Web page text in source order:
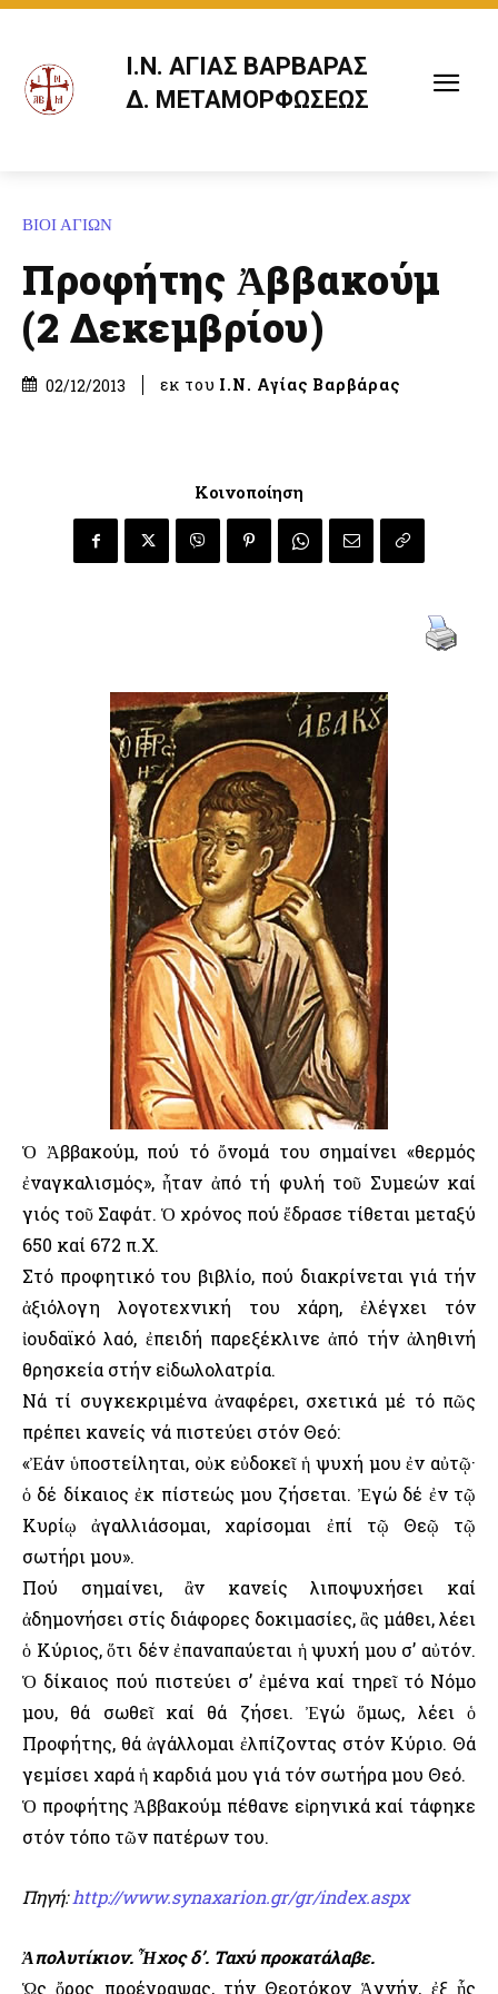
Ι.Ν. ΑΓΙΑΣ ΒΑΡΒΑΡΑΣ
Δ. ΜΕΤΑΜΟΡΦΩΣΕΩΣ
ΒΙΟΙ ΑΓΙΩΝ
Προφήτης Ἀββακούμ
(2 Δεκεμβρίου)
02/12/2013 εκ του Ι.Ν. Αγίας Βαρβάρας
Κοινοποίηση
Ὁ Ἀββακούμ, πού τό ὄνομά του σημαίνει «θερμός
ἐναγκαλισμός», ἦταν ἀπό τή φυλή τοῦ Συμεών καί
γιός τοῦ Σαφάτ. Ὁ χρόνος πού ἔδρασε τίθεται μεταξύ
650 καί 672 π.Χ.
Στό προφητικό του βιβλίο, πού διακρίνεται γιά τήν
ἀξιόλογη λογοτεχνική του χάρη, ἐλέγχει τόν
ἰουδαϊκό λαό, ἐπειδή παρεξέκλινε ἀπό τήν ἀληθινή
θρησκεία στήν εἰδωλολατρία.
Νά τί συγκεκριμένα ἀναφέρει, σχετικά μέ τό πῶς
πρέπει κανείς νά πιστεύει στόν Θεό:
«Ἐάν ὑποστείληται, οὐκ εὐδοκεῖ ἡ ψυχή μου ἐν αὐτῷ·
ὁ δέ δίκαιος ἐκ πίστεώς μου ζήσεται. Ἐγώ δέ ἐν τῷ
Κυρίῳ ἀγαλλιάσομαι, χαρίσομαι ἐπί τῷ Θεῷ τῷ
σωτήρι μου».
Πού σημαίνει, ἂν κανείς λιποψυχήσει καί
ἀδημονήσει στίς διάφορες δοκιμασίες, ἂς μάθει, λέει
ὁ Κύριος, ὅτι δέν ἐπαναπαύεται ἡ ψυχή μου σ’ αὐτόν.
Ὁ δίκαιος πού πιστεύει σ’ ἐμένα καί τηρεῖ τό Νόμο
μου, θά σωθεῖ καί θά ζήσει. Ἐγώ ὅμως, λέει ὁ
Προφήτης, θά ἀγάλλομαι ἐλπίζοντας στόν Κύριο. Θά
γεμίσει χαρά ἡ καρδιά μου γιά τόν σωτήρα μου Θεό.
Ὁ προφήτης Ἀββακούμ πέθανε εἰρηνικά καί τάφηκε
στόν τόπο τῶν πατέρων του.
Πηγή:http://www.synaxarion.gr/gr/index.aspx
Ἀπολυτίκιον. Ἦχος δ’. Ταχύ προκατάλαβε.
Ὡς ὄρος προέγραψας, τήν Θεοτόκον Ἁγνήν, ἐξ ἧς